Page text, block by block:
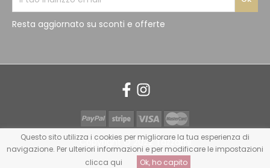
Resta aggiornato su sconti e offerte
Copyright © 2022 Tazzami
Questo sito utilizza i cookies per migliorare la tua esperienza di
navigazione. Per ulteriori informazioni e per modificare le impostazioni
clicca qui
Ok, ho capito